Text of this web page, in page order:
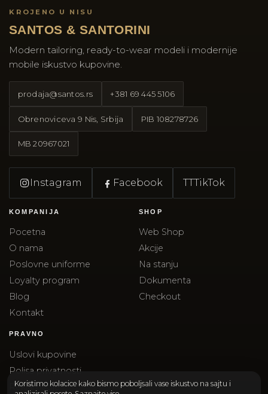
KROJENO U NISU
SANTOS & SANTORINI
Modern tailoring, ready-to-wear modeli i modernije
mobile iskustvo kupovine.
prodaja@santos.rs +381 69 445 5106
Obrenoviceva 9 Nis, Srbija PIB 108278726
MB20967021
Instagram Facebook TTTikTok
KOMPANIJA
Pocetna
O nama
Poslovne uniforme
Loyalty program
Blog
Kontakt
SHOP
Web Shop
Akcije
Na stanju
Dokumenta
Checkout
PRAVNO
Uslovi kupovine
Polisa privatnosti
Reklamacije
Koristimo kolacice kako bismo poboljsali vase iskustvo na sajtu i